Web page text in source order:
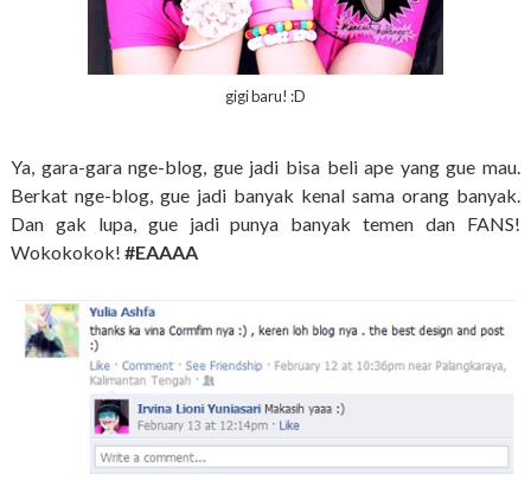
gigi baru! :D
Ya, gara-gara nge-blog, gue jadi bisa beli ape yang gue mau.
Berkat nge-blog, gue jadi banyak kenal sama orang banyak.
Dan gak lupa, gue jadi punya banyak temen dan FANS!
Wokokokok! #EAAAA